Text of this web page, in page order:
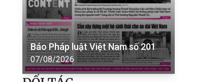
Báo Pháp luật Việt Nam số 201
07/08/2026